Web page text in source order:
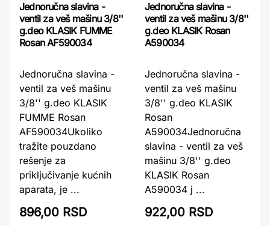
Jednoručna slavina -
ventil za veš mašinu 3/8''
g.deo KLASIK FUMME
Rosan AF590034
Jednoručna slavina -
ventil za veš mašinu
3/8'' g.deo KLASIK
FUMME Rosan
AF590034Ukoliko
tražite pouzdano
rešenje za
priključivanje kućnih
aparata, je ...
896,00 RSD
Jednoručna slavina -
ventil za veš mašinu 3/8''
g.deo KLASIK Rosan
A590034
Jednoručna slavina -
ventil za veš mašinu
3/8'' g.deo KLASIK
Rosan
A590034Jednoručna
slavina - ventil za veš
mašinu 3/8'' g.deo
KLASIK Rosan
A590034 j ...
922,00 RSD